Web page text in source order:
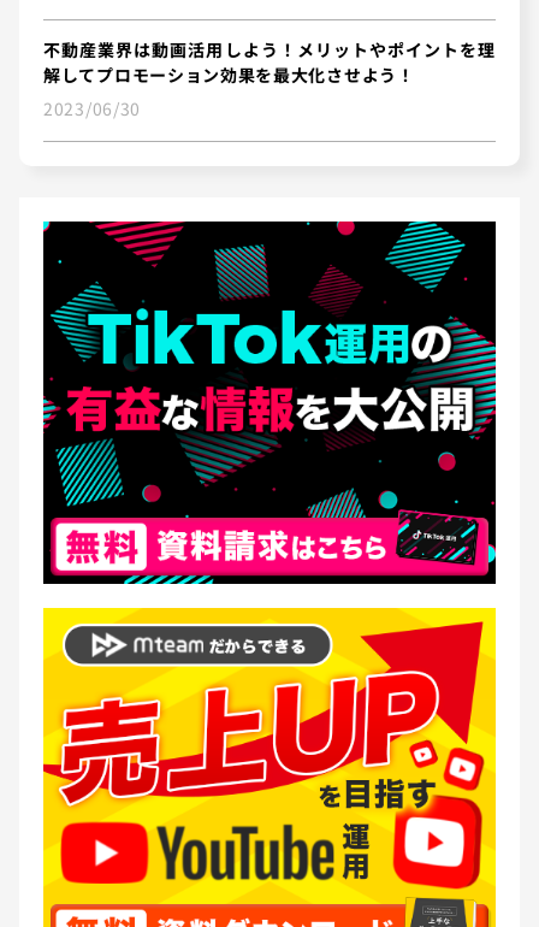
不動産業界は動画活用しよう！メリットやポイントを理
解してプロモーション効果を最大化させよう！
2023/06/30